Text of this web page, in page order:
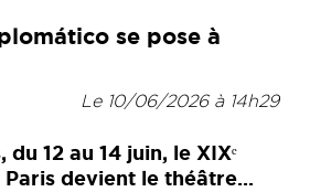
se pose à
Le 10/06/2026 à 14h29
12 au 14 juin, le XIXᵉ
devient le théâtre...